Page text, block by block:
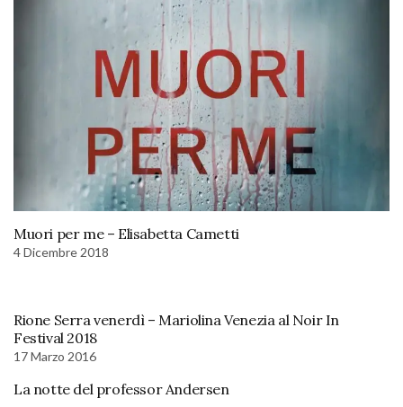
Muori per me – Elisabetta Cametti
4 Dicembre 2018
Rione Serra venerdì – Mariolina Venezia al Noir In
Festival 2018
17 Marzo 2016
La notte del professor Andersen